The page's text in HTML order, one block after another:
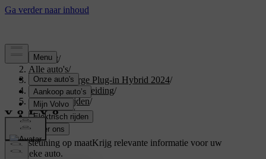
Support/
Alle auto's/
XC40 Recharge Plug-in Hybrid 2024/
Gebruikershandleiding/
Starten en rijden/
Brandstof/
Benzine
Ondersteuning op maatKrijg relevante informatie voor uw
specifieke auto.